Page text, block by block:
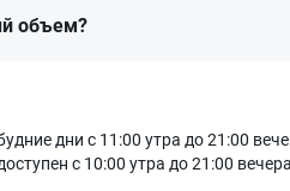
для ремонта сложных
продукта крайне важно
и безопасности, поэтому
объем?
дни с 11:00 утра до 21:00
с 10:00 утра до 21:00